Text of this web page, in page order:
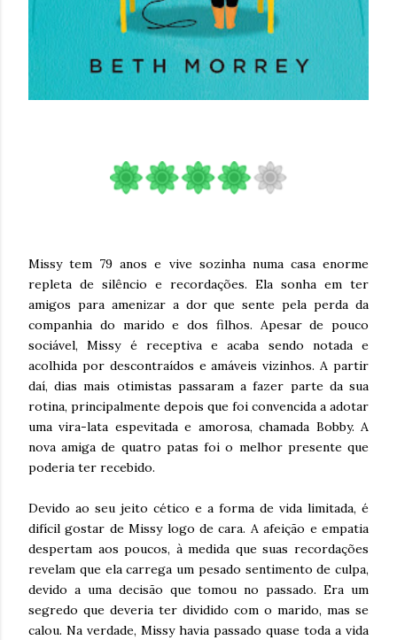
Missy tem 79 anos e vive sozinha numa casa enorme
repleta de silêncio e recordações. Ela sonha em ter
amigos para amenizar a dor que sente pela perda da
companhia do marido e dos filhos. Apesar de pouco
sociável, Missy é receptiva e acaba sendo notada e
acolhida por descontraídos e amáveis vizinhos. A partir
daí, dias mais otimistas passaram a fazer parte da sua
rotina, principalmente depois que foi convencida a adotar
uma vira-lata espevitada e amorosa, chamada Bobby. A
nova amiga de quatro patas foi o melhor presente que
poderia ter recebido.
Devido ao seu jeito cético e a forma de vida limitada, é
difícil gostar de Missy logo de cara. A afeição e empatia
despertam aos poucos, à medida que suas recordações
revelam que ela carrega um pesado sentimento de culpa,
devido a uma decisão que tomou no passado. Era um
segredo que deveria ter dividido com o marido, mas se
calou. Na verdade, Missy havia passado quase toda a vida